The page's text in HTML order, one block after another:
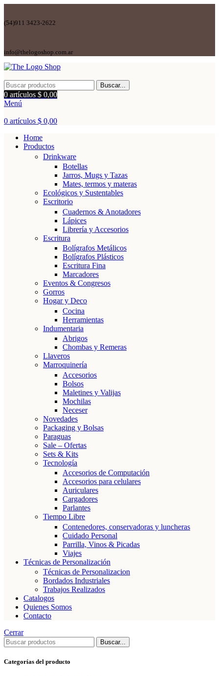
(54)911 3423-2622
info@thelogoshop.com.ar
Buscar...
0 artículos $ 0,00
Menú
0 artículos $ 0,00
Home
Productos
Drinkware
Botellas
Jarros, Mugs y Tazas
Mates, termos y materas
Ecológicos y Sustentables
Escritorio
Cuadernos & Anotadores
Lápices
Librería y Accesorios
Escritura
Bolígrafos Metálicos
Bolígrafos Plásticos
Escritura Fina
Marcadores
Eventos & Congresos
Gorros
Hogar y Deco
Cocina
Herramientas
Indumentaria
Abrigos
Chombas y Remeras
Llaveros
Marroquinería
Accesorios
Bolsos
Maletines y Valijas
Mochilas
Neceser
Novedades
Packaging y Bolsas
Paraguas
Sale – Ofertas
Sets & Kits
Tecnología
Accesorios de Computación
Accesorios para celulares
Auriculares
Cargadores
Parlantes
Tiempo Libre
Contenedores, conservadoras y luncheras
Cuidado Personal
Parrilla, Vinos & Picadas
Viajes
Técnicas de Personalización
Técnicas de Personalizacion
Bordados Industriales
Trabajos Realizados
Catalogos
Quienes Somos
Contacto
Cerrar
Buscar...
Categorías del producto